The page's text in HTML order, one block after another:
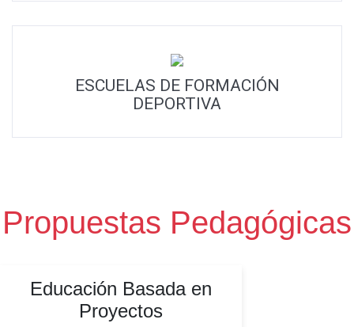
ESCUELAS DE FORMACIÓN
DEPORTIVA
Propuestas Pedagógicas
Educación Basada en
Proyectos